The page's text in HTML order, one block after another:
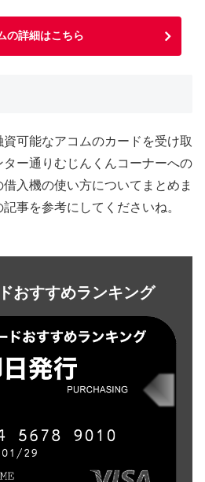
の詳細はこちら
可能なアコムのカードを受け取
ー通りむじんくんコーナーへの
入機の使い方についてまとめま
事を参考にしてくださいね。
おすすめランキング